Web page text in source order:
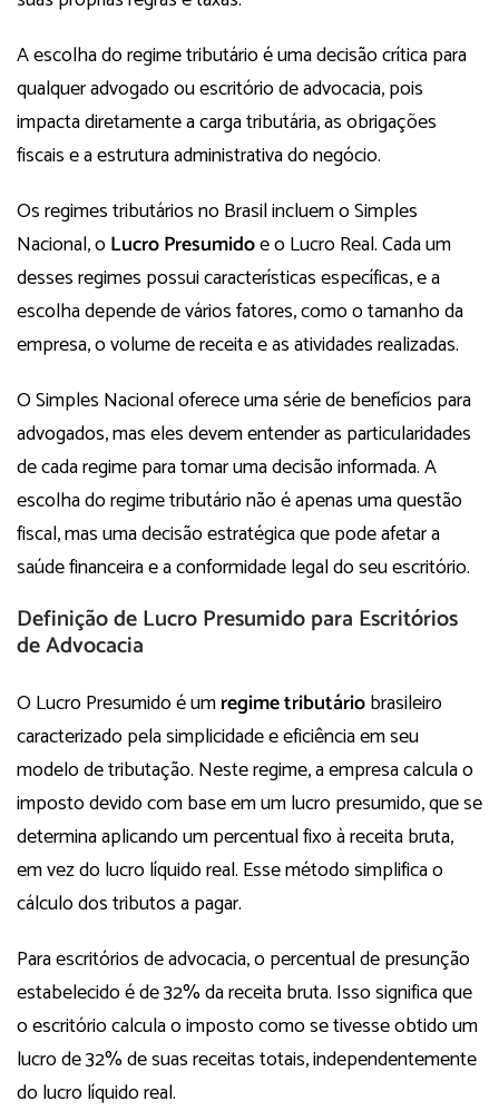
A escolha do regime tributário é uma decisão crítica para
qualquer advogado ou escritório de advocacia, pois
impacta diretamente a carga tributária, as obrigações
fiscais e a estrutura administrativa do negócio.
Os regimes tributários no Brasil incluem o Simples
Nacional, oLucro Presumidoe o Lucro Real. Cada um
desses regimes possui características específicas, e a
escolha depende de vários fatores, como o tamanho da
empresa, o volume de receita e as atividades realizadas.
O Simples Nacional oferece uma série de benefícios para
advogados, mas eles devem entender as particularidades
de cada regime para tomar uma decisão informada. A
escolha do regime tributário não é apenas uma questão
fiscal, mas uma decisão estratégica que pode afetar a
saúde financeira e a conformidade legal do seu escritório.
Definição de Lucro Presumido para Escritórios
de Advocacia
O Lucro Presumido é umregime tributáriobrasileiro
caracterizado pela simplicidade e eficiência em seu
modelo de tributação. Neste regime, a empresa calcula o
imposto devido com base em um lucro presumido, que se
determina aplicando um percentual fixo à receita bruta,
em vez do lucro líquido real. Esse método simplifica o
cálculo dos tributos a pagar.
Para escritórios de advocacia, o percentual de presunção
estabelecido é de 32% da receita bruta. Isso significa que
o escritório calcula o imposto como se tivesse obtido um
lucro de 32% de suas receitas totais, independentemente
do lucro líquido real.